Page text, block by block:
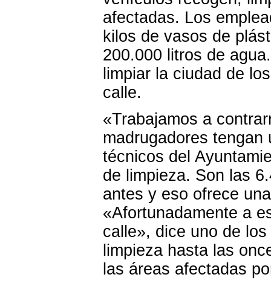
afectadas. Los
kilos de vasos de
200.000 litros de
limpiar la ciudad de
calle.
«Trabajamos a
madrugadores
técnicos del
de limpieza. Son las
antes y eso ofrece
«Afortunadamente a
calle», dice uno de
limpieza hasta las
las áreas afectadas